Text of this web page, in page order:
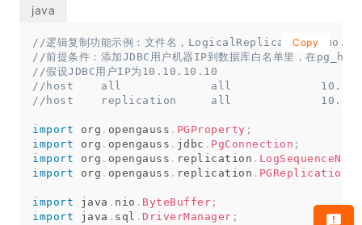
//逻辑复制功能示例：文件名，
//前提条件：添加JDBC用户机器IP到数据库白名单里，在
//假设JDBC用户IP为10.10.10.10
//host    all             all
//host    replication     all
import org . opengauss . PGProperty ;
import
org . opengauss . jdbc . PgConnection ;
import
org . opengauss . replication .
import
org . opengauss . replication .
import java . nio . ByteBuffer ;
import
java . sql . DriverManager ;
Copy